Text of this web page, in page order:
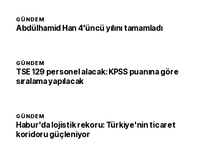
GÜNDEM
Abdülhamid Han 4'üncü yılını tamamladı
GÜNDEM
TSE 129 personel alacak: KPSS puanına göre
sıralama yapılacak
GÜNDEM
Habur'da lojistik rekoru: Türkiye'nin ticaret
koridoru güçleniyor